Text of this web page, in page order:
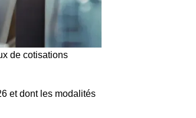
de cotisations
et dont les modalités